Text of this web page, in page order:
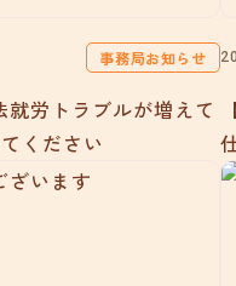
事務局お知らせ
就労トラブルが増えて
ください